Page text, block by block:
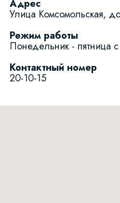
Адрес
Улица Комсомольская,
Режим работы
Понедельник - пятница
Контактный номер
20-10-15